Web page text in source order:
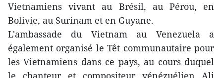
Vietnamiens vivant au Brésil, au Pérou, en
Bolivie, au Surinam et en Guyane.
L'ambassade du Vietnam au Venezuela a
également organisé le Têt communautaire pour
les Vietnamiens dans ce pays, au cours duquel
le chanteur et compositeur vénézuélien Ali